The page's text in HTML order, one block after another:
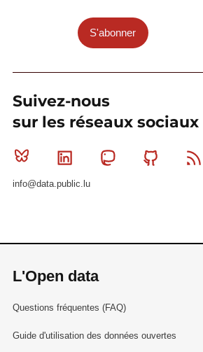
S'abonner
Suivez-nous
sur les réseaux sociaux
Bluesky Linkedin MastodonGithub
info@data.public.lu
L'Open data
Questions fréquentes (FAQ)
Guide d'utilisation des données ouvertes